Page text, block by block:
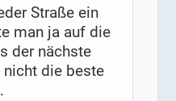
Straße ein
man ja auf die
der nächste
die beste